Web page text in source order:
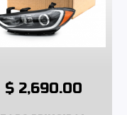
$ 2,690.00